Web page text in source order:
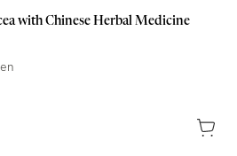
with Chinese Herbal Medicine